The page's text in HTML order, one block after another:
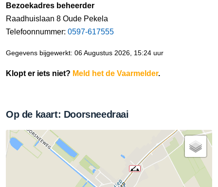
Bezoekadres beheerder
Raadhuislaan 8 Oude Pekela
Telefoonnummer: 0597-617555
Gegevens bijgewerkt: 06 Augustus 2026, 15:24 uur
Klopt er iets niet? Meld het de Vaarmelder.
Op de kaart: Doorsneedraai